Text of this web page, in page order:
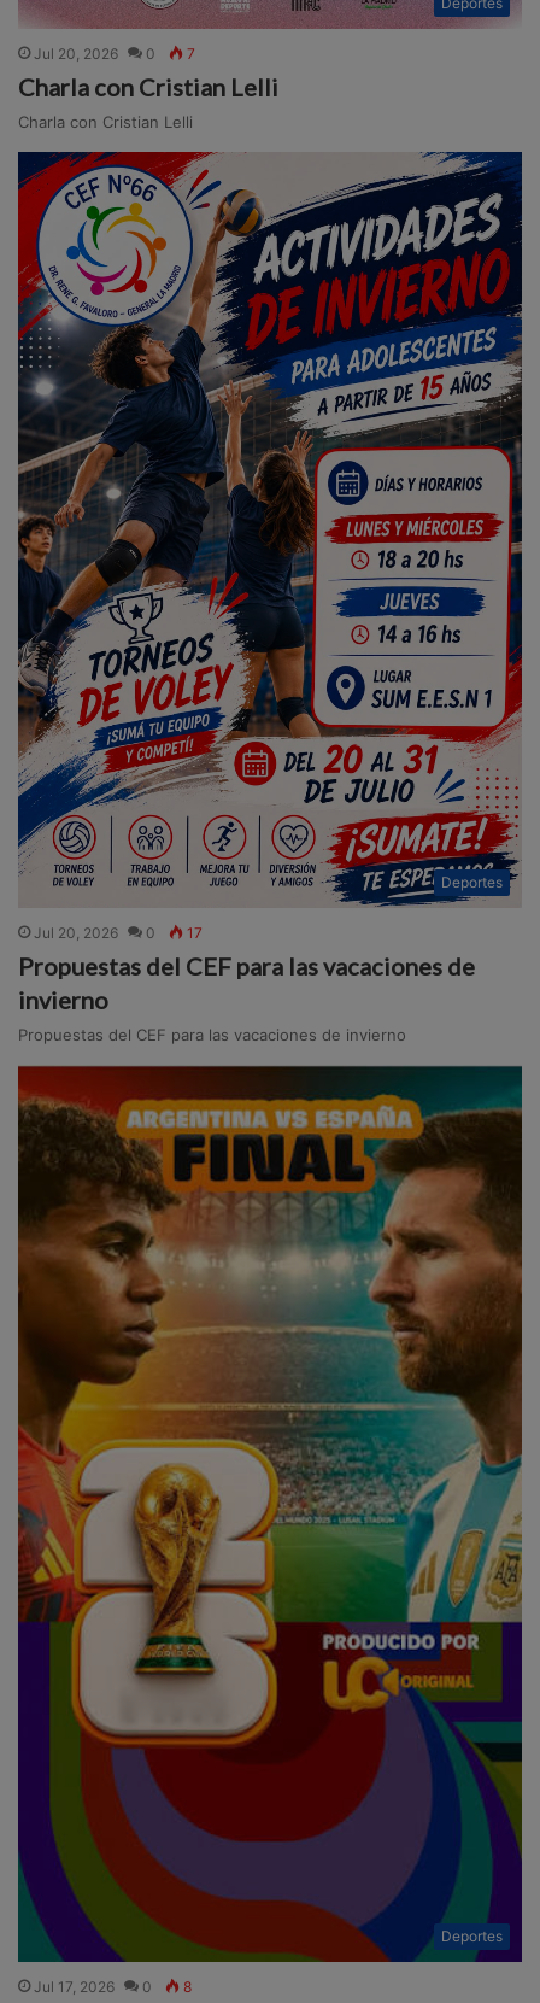
Jul 20, 2026 0 7
Charla con Cristian Lelli
Charla con Cristian Lelli
Deportes
Jul 20, 2026 0 17
Propuestas del CEF para las vacaciones de
invierno
Propuestas del CEF para las vacaciones de invierno
Deportes
Jul 17, 2026 0 8